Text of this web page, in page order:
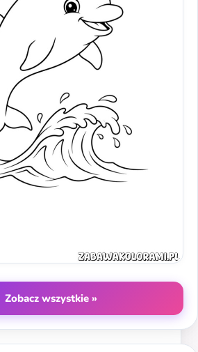
Zobacz wszystkie »